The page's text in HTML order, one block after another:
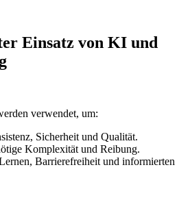
Einsatz von KI und
verwendet, um:
Sicherheit und Qualität.
Komplexität und Reibung.
Barrierefreiheit und informierten